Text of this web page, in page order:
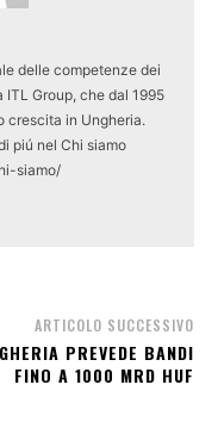
delle competenze dei
Group, che dal 1995
crescita in Ungheria.
piú nel Chi siamo
siamo/
ARTICOLO SUCCESSIVO
PREVEDE BANDI
FINO A 1000 MRD HUF